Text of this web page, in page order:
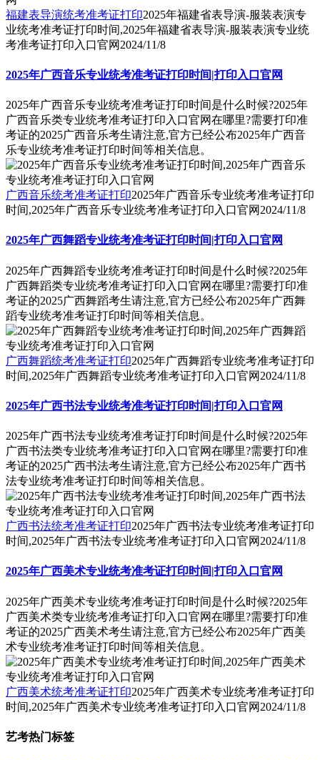
福建表导演统考准考证打印2025年福建省表导演-服装表演专
业统考准考证打印时间,2025年福建省表导演-服装表演专业统
考准考证打印入口官网 2024/11/8
2025年广西音乐专业统考准考证打印时间|打印入口官网
2025年广西音乐专业统考准考证打印时间是什么时候?2025年
广西音乐类专业统考准考证打印入口官网在哪里?需要打印准
考证的2025广西音乐考生请注意,官方已经公布2025年广西音
乐专业统考准考证打印时间等相关信息。
广西音乐统考准考证打印2025年广西音乐专业统考准考证打印
时间,2025年广西音乐专业统考准考证打印入口官网 2024/11/8
2025年广西舞蹈专业统考准考证打印时间|打印入口官网
2025年广西舞蹈专业统考准考证打印时间是什么时候?2025年
广西舞蹈类专业统考准考证打印入口官网在哪里?需要打印准
考证的2025广西舞蹈考生请注意,官方已经公布2025年广西舞
蹈专业统考准考证打印时间等相关信息。
广西舞蹈统考准考证打印2025年广西舞蹈专业统考准考证打印
时间,2025年广西舞蹈专业统考准考证打印入口官网 2024/11/8
2025年广西书法专业统考准考证打印时间|打印入口官网
2025年广西书法专业统考准考证打印时间是什么时候?2025年
广西书法类专业统考准考证打印入口官网在哪里?需要打印准
考证的2025广西书法考生请注意,官方已经公布2025年广西书
法专业统考准考证打印时间等相关信息。
广西书法统考准考证打印2025年广西书法专业统考准考证打印
时间,2025年广西书法专业统考准考证打印入口官网 2024/11/8
2025年广西美术专业统考准考证打印时间|打印入口官网
2025年广西美术专业统考准考证打印时间是什么时候?2025年
广西美术类专业统考准考证打印入口官网在哪里?需要打印准
考证的2025广西美术考生请注意,官方已经公布2025年广西美
术专业统考准考证打印时间等相关信息。
广西美术统考准考证打印2025年广西美术专业统考准考证打印
时间,2025年广西美术专业统考准考证打印入口官网 2024/11/8
艺考热门标签